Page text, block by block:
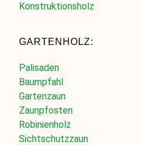
Konstruktionsholz
GARTENHOLZ:
Palisaden
Baumpfahl
Gartenzaun
Zaunpfosten
Robinienholz
Sichtschutzzaun